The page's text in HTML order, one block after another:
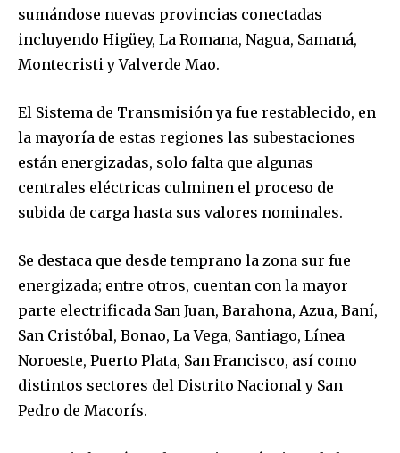
sumándose nuevas provincias conectadas
incluyendo Higüey, La Romana, Nagua, Samaná,
Montecristi y Valverde Mao.
El Sistema de Transmisión ya fue restablecido, en
la mayoría de estas regiones las subestaciones
están energizadas, solo falta que algunas
centrales eléctricas culminen el proceso de
subida de carga hasta sus valores nominales.
Se destaca que desde temprano la zona sur fue
energizada; entre otros, cuentan con la mayor
parte electrificada San Juan, Barahona, Azua, Baní,
San Cristóbal, Bonao, La Vega, Santiago, Línea
Noroeste, Puerto Plata, San Francisco, así como
distintos sectores del Distrito Nacional y San
Pedro de Macorís.